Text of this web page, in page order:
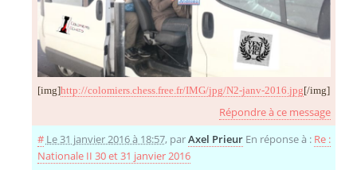
[img]http://colomiers.chess.free.fr/IMG/jpg/N2-janv-2016.jpg[/img]
Répondre à ce message
# Le 31 janvier 2016 à 18:57, parAxel Prieur En réponse à : Re :
Nationale II 30 et 31 janvier 2016